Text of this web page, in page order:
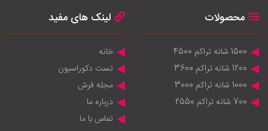
محصولات
1500 شانه تراکم 4500
1200 شانه تراکم 3600
1000 شانه تراکم 3000
700 شانه تراکم 2550
لینک های مفید
خانه
تست دکوراسیون
مجله فرش
درباره ما
تماس با ما